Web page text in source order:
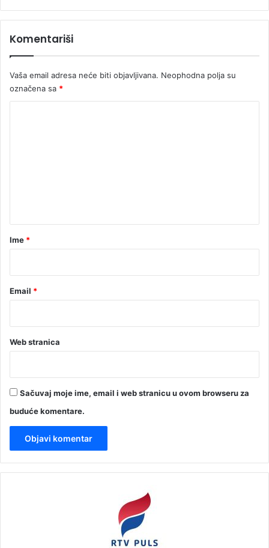
Komentariši
Vaša email adresa neće biti objavljivana. Neophodna polja su
označena sa *
rIme *
Email *
Web stranica
Sačuvaj moje ime, email i web stranicu u ovom browseru za
buduće komentare.